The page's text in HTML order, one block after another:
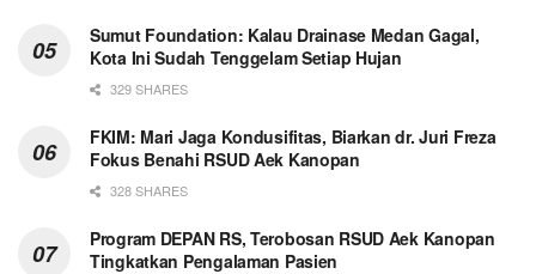
Sumut Foundation: Kalau Drainase Medan Gagal,
Kota Ini Sudah Tenggelam Setiap Hujan
329 SHARES
FKIM: Mari Jaga Kondusifitas, Biarkan dr. Juri Freza
Fokus Benahi RSUD Aek Kanopan
328 SHARES
Program DEPAN RS, Terobosan RSUD Aek Kanopan
Tingkatkan Pengalaman Pasien